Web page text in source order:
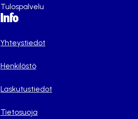
Tulospalvelu
Info
Yhteystiedot
Henkilöstö
Laskutustiedot
Tietosuoja